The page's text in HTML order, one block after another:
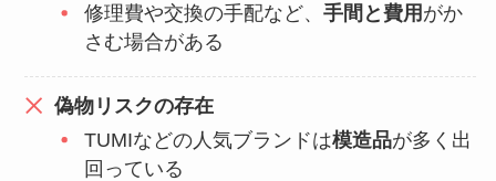
修理費や交換の手配など、手間と費用 がか
さむ場合がある
偽物リスクの存在
TUMIなどの人気ブランドは模造品が多く出
回っている